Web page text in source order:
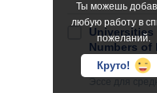
Ты можешь
любую работу в
пожеланий.
Круто!
Universities
Numbers of
Students
для